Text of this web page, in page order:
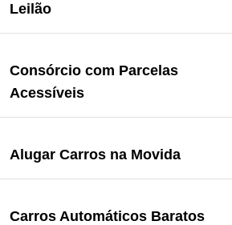
Leilão
Consórcio com Parcelas
Acessíveis
Alugar Carros na Movida
Carros Automáticos Baratos